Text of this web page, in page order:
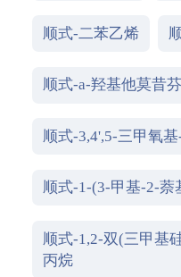
顺式-二苯乙烯
顺式-a-羟基他莫昔芬
顺式-3,4',5-三甲氧
顺式-1-(3-甲基-2-萘
顺式-1,2-双(三甲基
丙烷